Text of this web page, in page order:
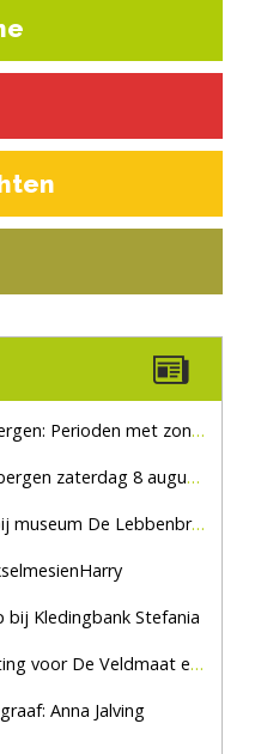
Perioden met zon en droog
8 augustus, marktplein Haaksbergen
De Lebbenbrugge
Kledingbank Stefania
De Veldmaat en De Pas
Anna Jalving